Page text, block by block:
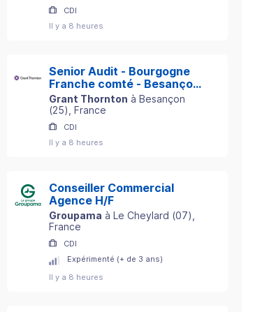
CDI
Il y a 8 heures
Senior Audit - Bourgogne
Franche comté - Besançon
(H/F)
Grant Thornton à Besançon
(25) , France
CDI
Il y a 8 heures
Conseiller Commercial
Agence H/F
Groupama à Le Cheylard (07)
France
CDI
Expérimenté (+ de 3 ans)
Il y a 8 heures